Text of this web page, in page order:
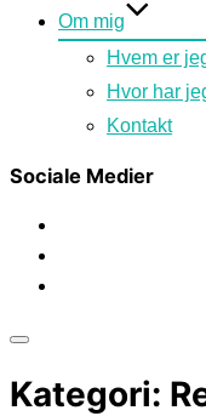
Om mig
Hvem er
Hvor har
Kontakt
Sociale Medier
navigation
Kategori: